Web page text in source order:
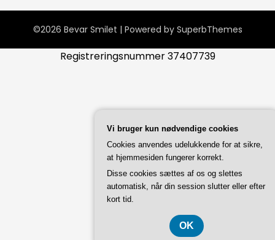
©2026 Bevar Smilet | Powered by SuperbThemes
Registreringsnummer 37407739
Vi bruger kun nødvendige cookies
Cookies anvendes udelukkende for at sikre,
at hjemmesiden fungerer korrekt.
Disse cookies sættes af os og slettes
automatisk, når din session slutter eller efter
kort tid.
OK